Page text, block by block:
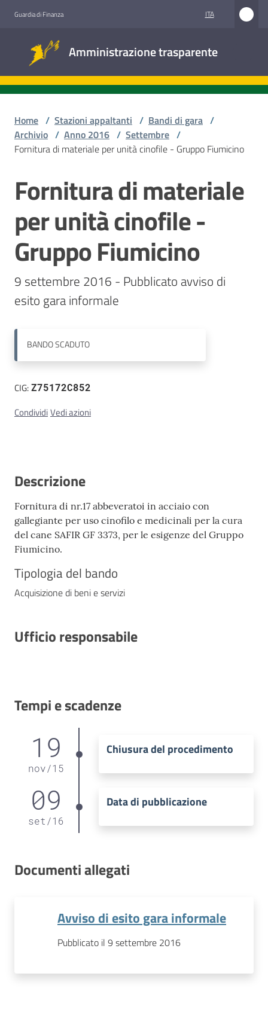
Guardia di Finanza ITA
Amministrazione trasparente
trasparente
Stazioni
appaltanti
Contatti
Home / Stazioni appaltanti / Bandi di gara /
Archivio / Anno 2016 / Settembre /
Fornitura di materiale per unità cinofile - Gruppo Fiumicino
Salta al contenuto
Fornitura di materiale
per unità cinofile -
Gruppo Fiumicino
9 settembre 2016 - Pubblicato avviso di
esito gara informale
BANDOSCADUTO
CIG:Z75172C852
CondividiVedi azioni
Descrizione
Fornitura di nr.17 abbeveratoi in acciaio con
gallegiante per uso cinofilo e medicinali per la cura
del cane SAFIR GF 3373, per le esigenze del Gruppo
Fiumicino.
Tipologia del bando
Acquisizione di beni e servizi
Ufficio responsabile
Tempi e scadenze
19
nov/15
Chiusura del procedimento
09
set /16
Data di pubblicazione
Documenti allegati
Avviso di esito gara informale
Pubblicato il 9 settembre 2016